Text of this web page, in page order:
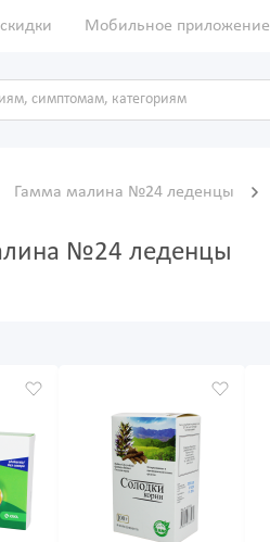
Мобильное приложение
Гамма малина №24 леденцы
№24 леденцы